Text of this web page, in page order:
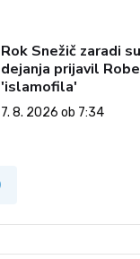
Rok Snežič zaradi
dejanja prijavil
'islamofila'
7. 8. 2026 ob 7:34